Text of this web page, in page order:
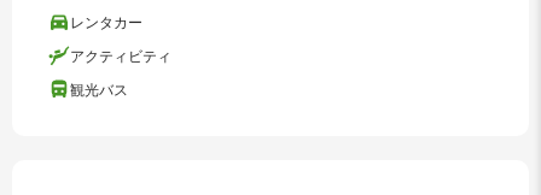
レンタカー
アクティビティ
観光バス